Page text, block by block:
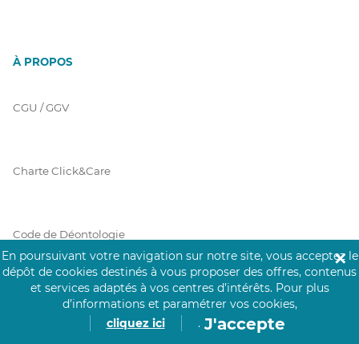
À PROPOS
CGU / GGV
Charte Click&Care
Code de Déontologie
Mentions Légales
En poursuivant votre navigation sur notre site, vous acceptez le
dépôt de cookies destinés à vous proposer des offres, contenus
et services adaptés à vos centres d’intérêts. Pour plus
d’informations et paramétrer vos cookies,
cliquez ici
. J'accepte
✕